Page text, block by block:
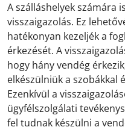
A szálláshelyek számára
visszaigazolás. Ez
hatékonyan kezeljék a
érkezését. A
hogy hány vendég
elkészülniük a szobákkal
Ezenkívül a
ügyfélszolgálati
fel tudnak készülni a